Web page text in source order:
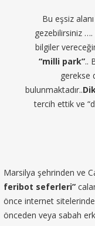
Bu eşsiz alanı
gezebilirsiniz ….
bilgiler
“milli park”..
gerekse
bulunmaktadır..
tercih ettik ve
Marsilya şehrinden ve
feribot seferleri”
önce internet
önceden veya sabah